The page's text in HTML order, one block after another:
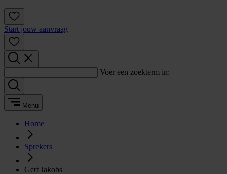
Start jouw aanvraag
Voer een zoekterm in:
Menu
Home
Sprekers
Gert Jakobs